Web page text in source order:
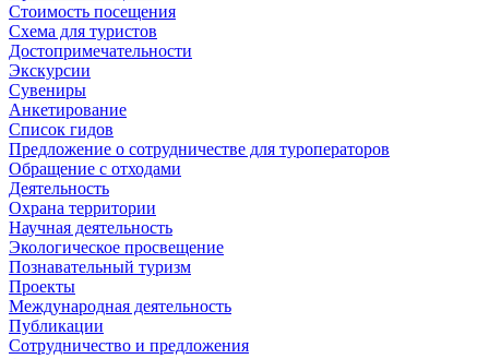
Стоимость посещения
Схема для туристов
Достопримечательности
Экскурсии
Сувениры
Анкетирование
Список гидов
Предложение о сотрудничестве для туроператоров
Обращение с отходами
Деятельность
Охрана территории
Научная деятельность
Экологическое просвещение
Познавательный туризм
Проекты
Международная деятельность
Публикации
Сотрудничество и предложения